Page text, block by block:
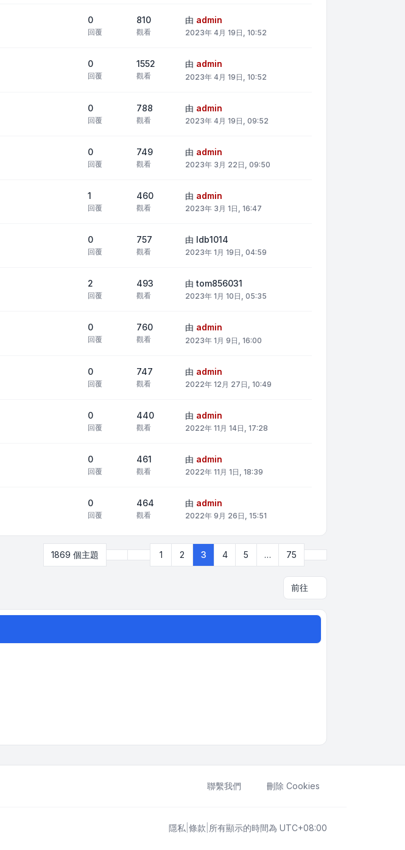
0
回覆
810
觀看
由 admin
2023年 4月 19日, 10:52
0
回覆
1552
觀看
由 admin
2023年 4月 19日, 10:52
0
回覆
788
觀看
由 admin
2023年 4月 19日, 09:52
0
回覆
749
觀看
由 admin
2023年 3月 22日, 09:50
1
回覆
460
觀看
由 admin
2023年 3月 1日, 16:47
0
回覆
757
觀看
由 ldb1014
2023年 1月 19日, 04:59
2
回覆
493
觀看
由tom856031
2023年 1月 10日, 05:35
0
回覆
760
觀看
由 admin
2023年 1月 9日, 16:00
0
回覆
747
觀看
由 admin
2022年 12月 27日, 10:49
0
回覆
440
觀看
由 admin
2022年 11月 14日, 17:28
0
回覆
461
觀看
由 admin
2022年 11月 1日, 18:39
0
回覆
464
觀看
由 admin
2022年 9月 26日, 15:51
1869 個主題 第3頁 (共 75 頁)
上一頁1 2 3 4 5 … 75
前往
聯繫我們 刪除 Cookies
隱私 條款 所有顯示的時間為 UTC+08:00